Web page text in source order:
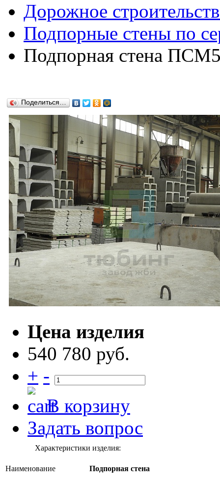
Дорожное
Подпорные стены по
Подпорная стена
Поделиться…
Цена изделия
540 780 руб.
+ -
В корзину
Задать вопрос
Характеристики изделия:
Наименование Подпорная стена